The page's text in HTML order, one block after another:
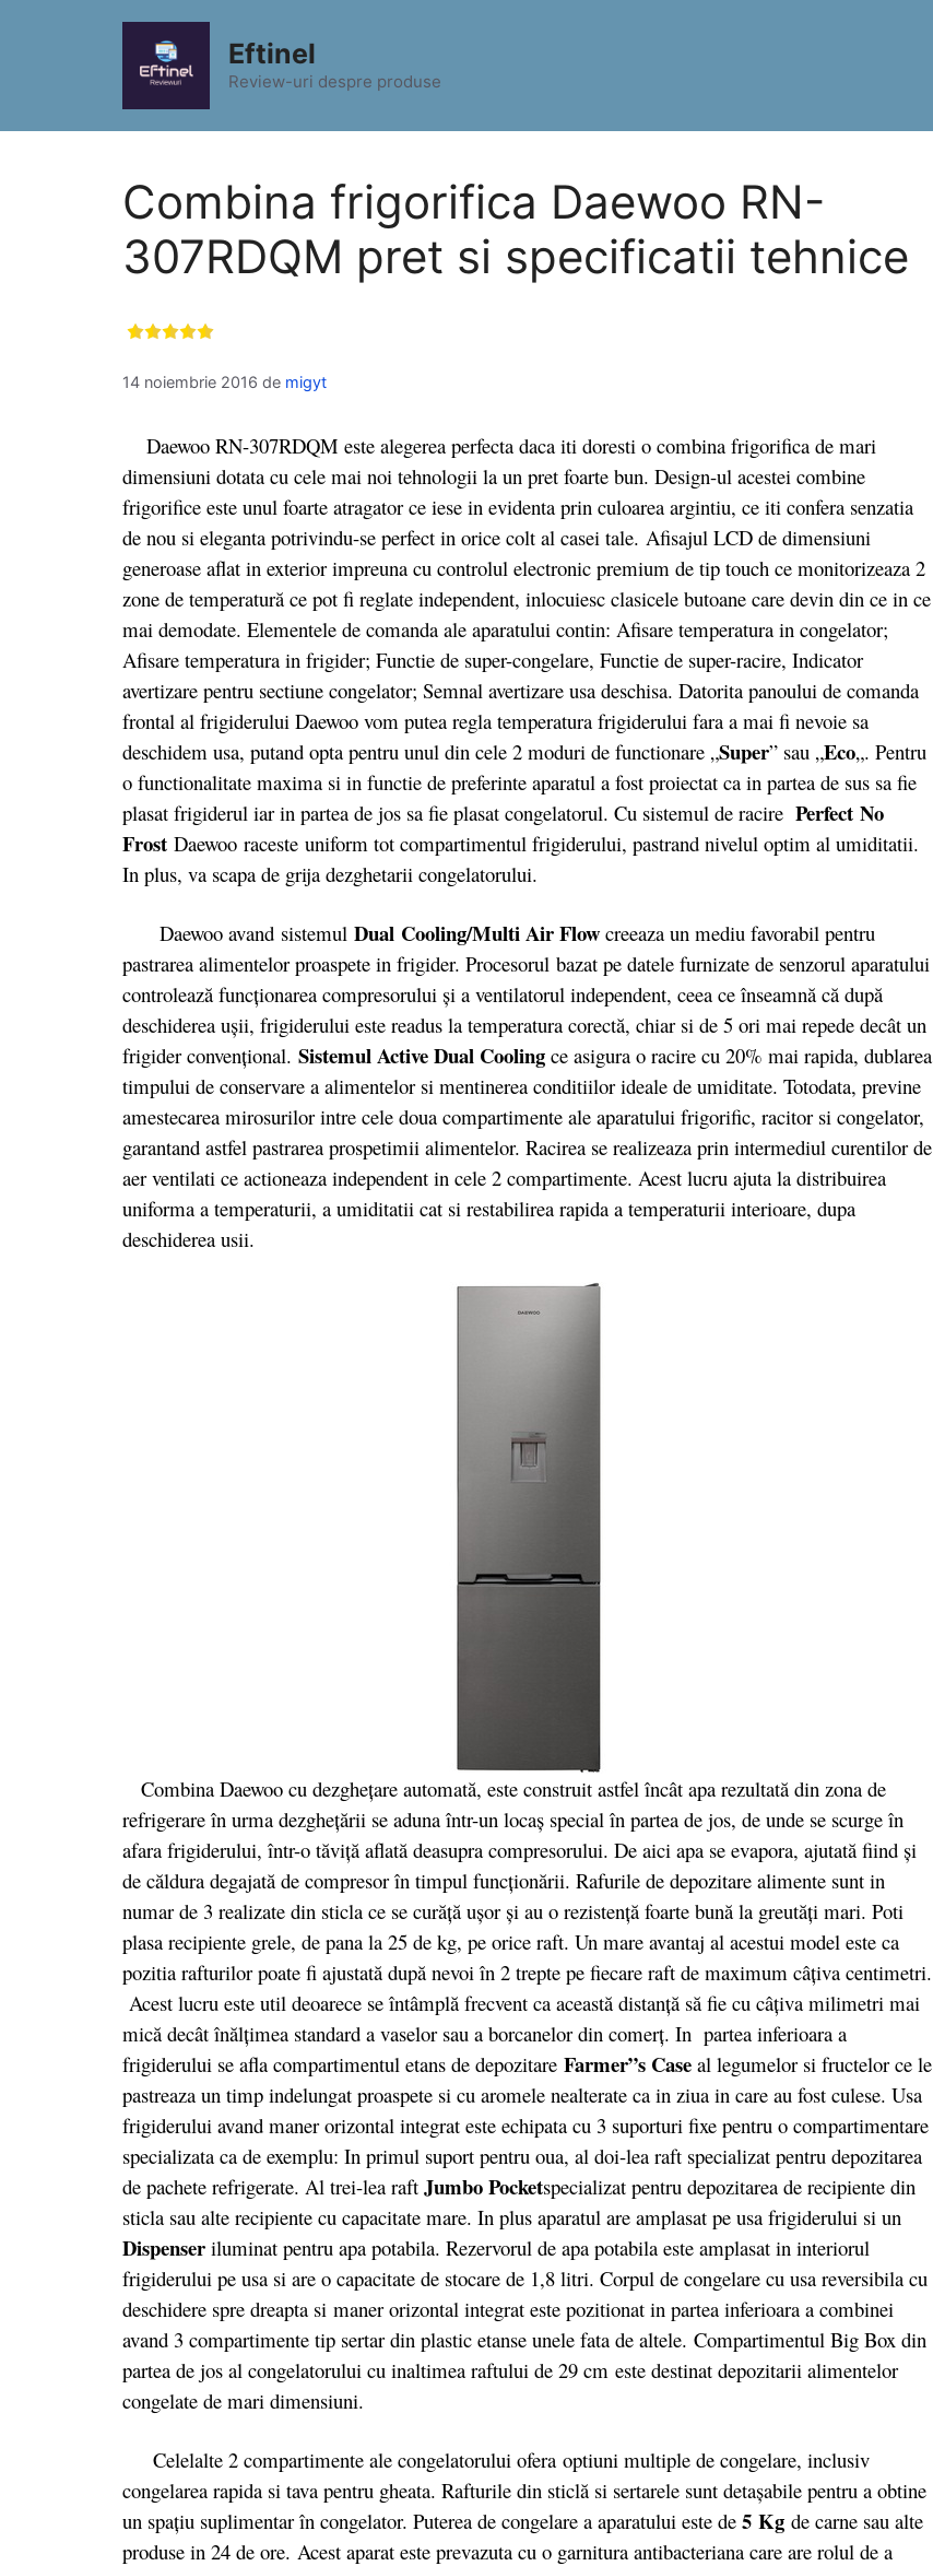
Eftinel
Review-uri despre produse
Combina frigorifica Daewoo RN-
307RDQM pret si specificatii tehnice
14 noiembrie 2016 de migyt
Daewoo RN-307RDQM este alegerea perfecta daca iti doresti o combina frigorifica de mari
dimensiuni dotata cu cele mai noi tehnologii la un pret foarte bun. Design-ul acestei combine
frigorifice este unul foarte atragator ce iese in evidenta prin culoarea argintiu, ce iti confera senzatia
de nou si eleganta potrivindu-se perfect in orice colt al casei tale. Afisajul LCD de dimensiuni
generoase aflat in exterior impreuna cu controlul electronic premium de tip touch ce monitorizeaza 2
zone de temperatură ce pot fi reglate independent, inlocuiesc clasicele butoane care devin din ce in ce
mai demodate. Elementele de comanda ale aparatului contin: Afisare temperatura in congelator;
Afisare temperatura in frigider; Functie de super-congelare, Functie de super-racire, Indicator
avertizare pentru sectiune congelator; Semnal avertizare usa deschisa. Datorita panoului de comanda
frontal al frigiderului Daewoo vom putea regla temperatura frigiderului fara a mai fi nevoie sa
deschidem usa, putand opta pentru unul din cele 2 moduri de functionare „Super” sau „Eco„. Pentru
o functionalitate maxima si in functie de preferinte aparatul a fost proiectat ca in partea de sus sa fie
plasat frigiderul iar in partea de jos sa fie plasat congelatorul. Cu sistemul de racire Perfect No
Frost Daewoo raceste uniform tot compartimentul frigiderului, pastrand nivelul optim al umiditatii.
In plus, va scapa de grija dezghetarii congelatorului.
Daewoo avand sistemul Dual Cooling/Multi Air Flow creeaza un mediu favorabil pentru
pastrarea alimentelor proaspete in frigider. Procesorul bazat pe datele furnizate de senzorul aparatului
controlează funcționarea compresorului și a ventilatorul independent, ceea ce înseamnă că după
deschiderea ușii, frigiderului este readus la temperatura corectă, chiar si de 5 ori mai repede decât un
frigider convențional. Sistemul Active Dual Cooling ce asigura o racire cu 20% mai rapida, dublarea
timpului de conservare a alimentelor si mentinerea conditiilor ideale de umiditate. Totodata, previne
amestecarea mirosurilor intre cele doua compartimente ale aparatului frigorific, racitor si congelator,
garantand astfel pastrarea prospetimii alimentelor. Racirea se realizeaza prin intermediul curentilor de
aer ventilati ce actioneaza independent in cele 2 compartimente. Acest lucru ajuta la distribuirea
uniforma a temperaturii, a umiditatii cat si restabilirea rapida a temperaturii interioare, dupa
deschiderea usii.
Combina Daewoo cu dezgheţare automată, este construit astfel încât apa rezultată din zona de
refrigerare în urma dezgheţării se aduna într-un locaş special în partea de jos, de unde se scurge în
afara frigiderului, într-o tăviţă aflată deasupra compresorului. De aici apa se evapora, ajutată fiind şi
de căldura degajată de compresor în timpul funcţionării. Rafurile de depozitare alimente sunt in
numar de 3 realizate din sticla ce se curăță ușor și au o rezistență foarte bună la greutăți mari. Poti
plasa recipiente grele, de pana la 25 de kg, pe orice raft. Un mare avantaj al acestui model este ca
pozitia rafturilor poate fi ajustată după nevoi în 2 trepte pe fiecare raft de maximum câţiva centimetri.
Acest lucru este util deoarece se întâmplă frecvent ca această distanţă să fie cu câţiva milimetri mai
mică decât înălţimea standard a vaselor sau a borcanelor din comerţ. In partea inferioara a
frigiderului se afla compartimentul etans de depozitare Farmer”s Case al legumelor si fructelor ce le
pastreaza un timp indelungat proaspete si cu aromele nealterate ca in ziua in care au fost culese. Usa
frigiderului avand maner orizontal integrat este echipata cu 3 suporturi fixe pentru o compartimentare
specializata ca de exemplu: In primul suport pentru oua, al doi-lea raft specializat pentru depozitarea
de pachete refrigerate. Al trei-lea raft Jumbo Pocketspecializat pentru depozitarea de recipiente din
sticla sau alte recipiente cu capacitate mare. In plus aparatul are amplasat pe usa frigiderului si un
Dispenser iluminat pentru apa potabila. Rezervorul de apa potabila este amplasat in interiorul
frigiderului pe usa si are o capacitate de stocare de 1,8 litri. Corpul de congelare cu usa reversibila cu
deschidere spre dreapta si maner orizontal integrat este pozitionat in partea inferioara a combinei
avand 3 compartimente tip sertar din plastic etanse unele fata de altele. Compartimentul Big Box din
partea de jos al congelatorului cu inaltimea raftului de 29 cm este destinat depozitarii alimentelor
congelate de mari dimensiuni.
Celelalte 2 compartimente ale congelatorului ofera optiuni multiple de congelare, inclusiv
congelarea rapida si tava pentru gheata. Rafturile din sticlă si sertarele sunt detașabile pentru a obtine
un spațiu suplimentar în congelator. Puterea de congelare a aparatului este de 5 Kg de carne sau alte
produse in 24 de ore. Acest aparat este prevazuta cu o garnitura antibacteriana care are rolul de a